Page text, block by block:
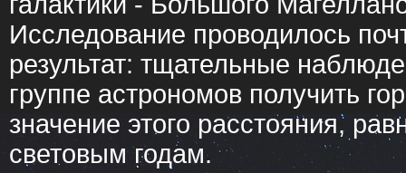
Исследование проводилось
результат: тщательные
группе астрономов получить
значение этого расстояния,
световым годам.